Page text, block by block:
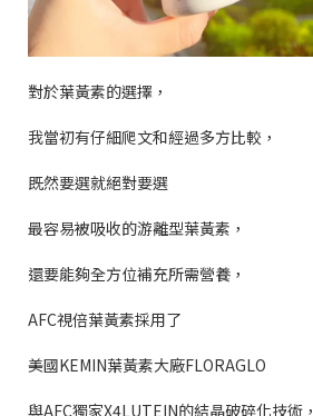
對於葉黃素的選擇，
我當初有仔細爬文和經過多方比較，
既然要選就絕對要選
最容易被吸收的游離型葉黃素，
還要能夠全方位補充所需營養，
AFC視倍葉黃素採用了
美國KEMIN葉黃素大廠FLORAGLO
與AFC獨家X4LUTEIN的結晶破碎化技術，